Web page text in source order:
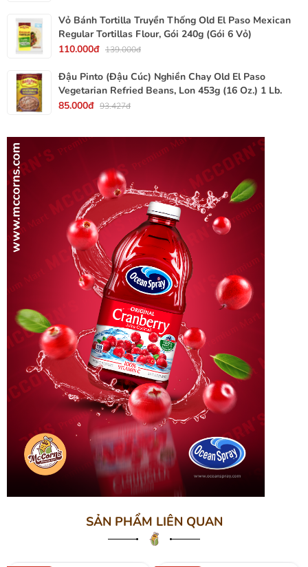
Vỏ Bánh Tortilla Truyền Thống Old El Paso Mexican
Regular Tortillas Flour, Gói 240g (Gói 6 Vỏ)
110.000đ 139.000đ
Đậu Pinto (Đậu Cúc) Nghiền Chay Old El Paso
Vegetarian Refried Beans, Lon 453g (16 Oz.) 1 Lb.
85.000đ 93.427đ
SẢN PHẨM LIÊN QUAN